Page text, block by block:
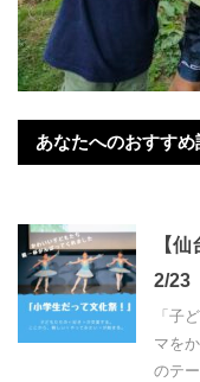
あなたへのおすすめ
【
2/23
「子
マを
のテ